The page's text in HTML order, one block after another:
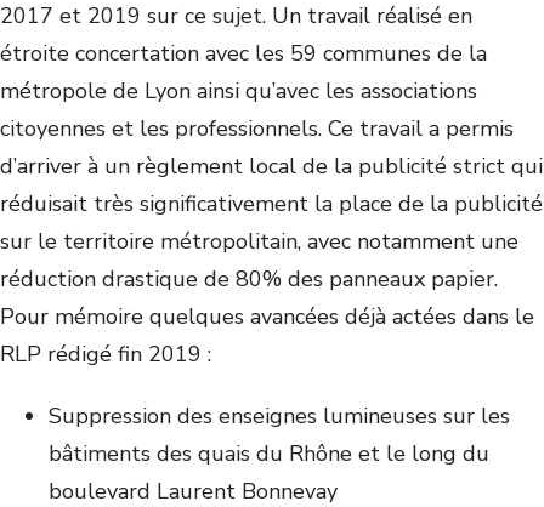
2017 et 2019 sur ce sujet. Un travail réalisé en
étroite concertation avec les 59 communes de la
métropole de Lyon ainsi qu’avec les associations
citoyennes et les professionnels. Ce travail a permis
d’arriver à un règlement local de la publicité strict qui
réduisait très significativement la place de la publicité
sur le territoire métropolitain, avec notamment une
réduction drastique de 80% des panneaux papier.
Pour mémoire quelques avancées déjà actées dans le
RLP rédigé fin 2019 :
Suppression des enseignes lumineuses sur les
bâtiments des quais du Rhône et le long du
boulevard Laurent Bonnevay